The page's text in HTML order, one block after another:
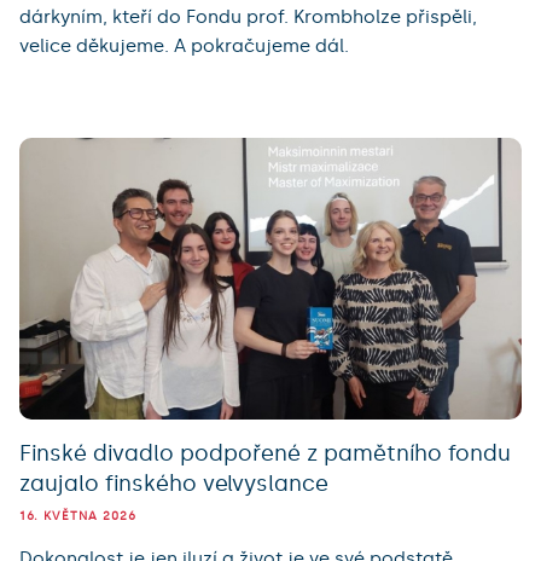
dárkyním, kteří do Fondu prof. Krombholze přispěli,
velice děkujeme. A pokračujeme dál.
Finské divadlo podpořené z pamětního fondu
zaujalo finského velvyslance
16. KVĚTNA 2026